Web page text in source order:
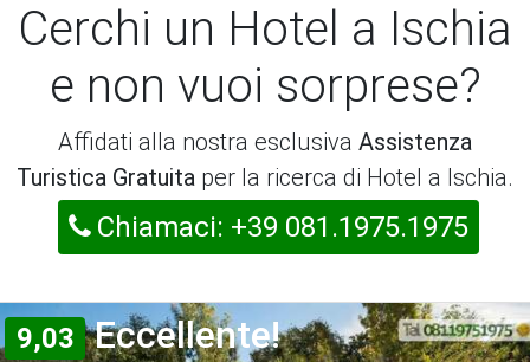
Cerchi un Hotel a Ischia
e non vuoi sorprese?
Affidati alla nostra esclusiva Assistenza
Turistica Gratuita per la ricerca di Hotel a Ischia.
Chiamaci: +39 081.1975.1975
9,03 Eccellente!